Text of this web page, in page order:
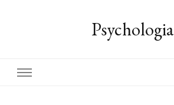
Psychologia